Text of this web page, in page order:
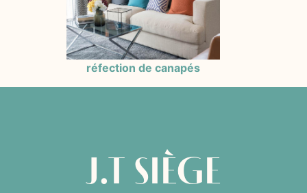
réfection de canapés
J.T SIÈGE